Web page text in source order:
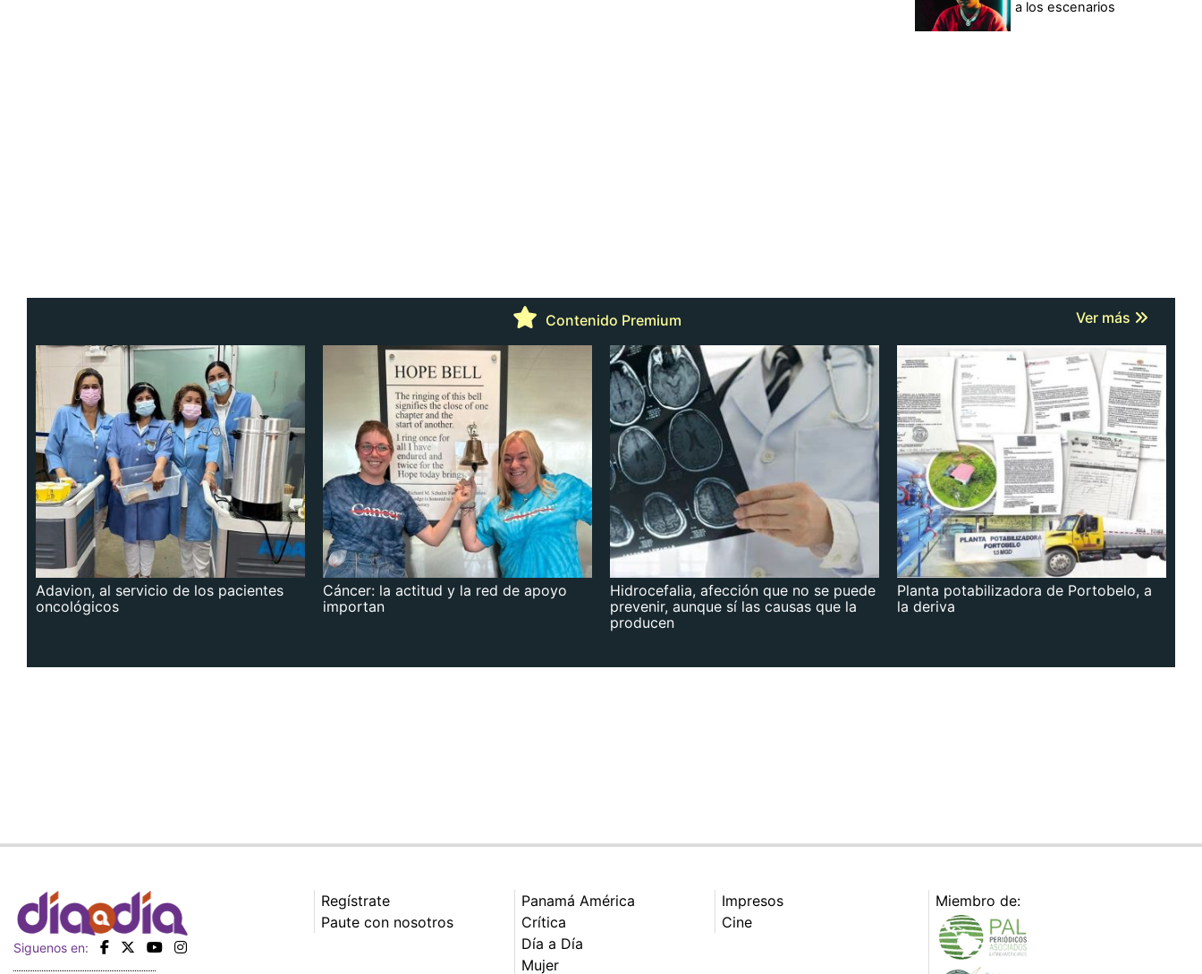
a los escenarios
Contenido Premium Ver más
Adavion, al servicio de los pacientes
oncológicos
Cáncer: la actitud y la red de apoyo
importan
Hidrocefalia, afección que no se puede
prevenir, aunque sí las causas que la
producen
Planta potabilizadora de Portobelo, a
la deriva
Siguenos en:
Regístrate
Paute con nosotros
Panamá América
Crítica
Día a Día
Mujer
Impresos
Cine
Miembro de: